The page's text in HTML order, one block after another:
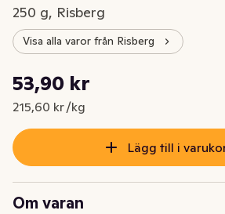
250 g, Risberg
Visa alla varor från Risberg
Nuvarande pris är: 53,90 kr
53,90 kr
215,60 kr /kg
Styckpris: 215,60 kr /kg
Lägg till i
Om varan